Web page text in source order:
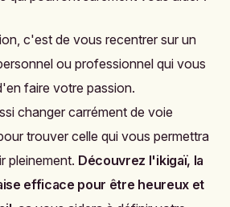
c'est de vous recentrer sur un
ou professionnel qui vous
faire votre passion.
changer carrément de voie
trouver celle qui vous permettra
pleinement. Découvrez l'ikigaï, la
efficace pour être heureux et